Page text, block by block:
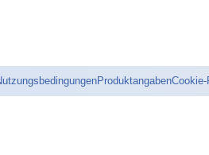
Produktangaben